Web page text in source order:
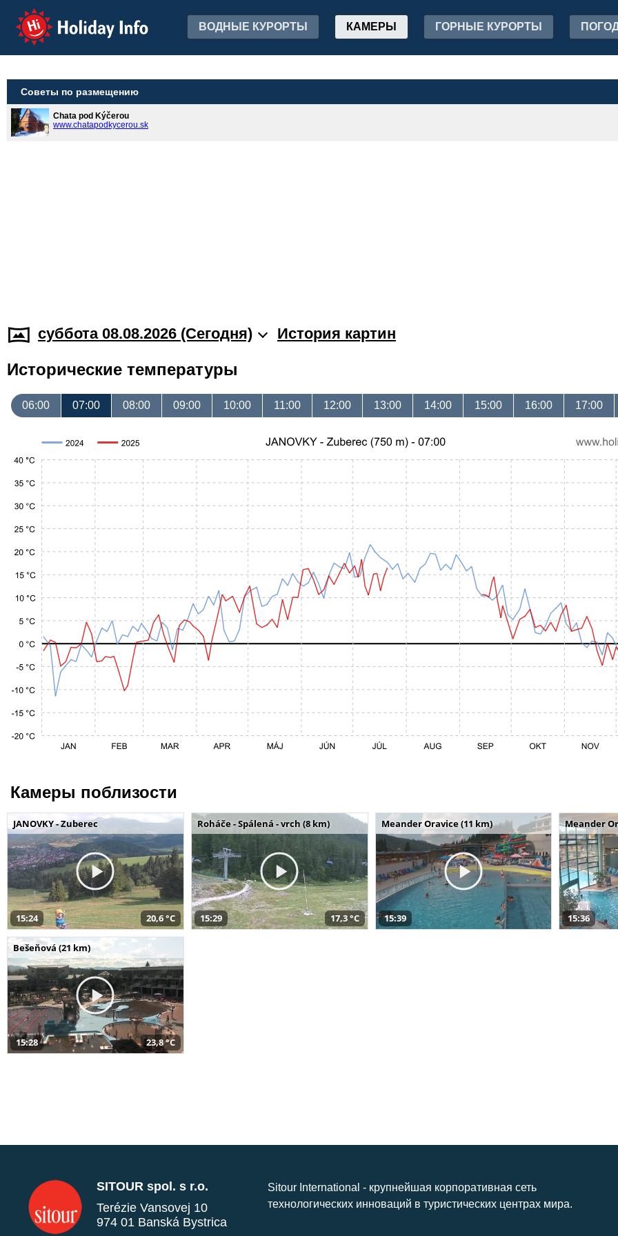
Holiday Info ВОДНЫЕ КУРОРТЫ КАМЕРЫ ГОРНЫЕ КУРОРТЫ
Советы по размещению
Chata pod Kýčerou
www.chatapodkycerou.sk
суббота 08.08.2026 (Cегодня) История картин
Исторические температуры
06:00 07:00 08:00 09:00 10:00 11:00 12:00 13:00 14:00 15:00 16:00 17:00
Камеры поблизости
JANOVKY - Zuberec
15:24 20,6 °C
Roháče - Spálená - vrch (8 km)
15:29 17,3 °C
Meander Oravice (11 km)
15:39
Meander
15:36
Bešeňová (21 km)
15:28 23,8 °C
SITOUR spol. s r.o.
Terézie Vansovej 10
974 01 Banská Bystrica
Sitour International - крупнейшая корпоративная сеть
технологических инноваций в туристических центрах мира.